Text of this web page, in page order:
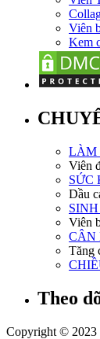
Viên
Kem
LÀM
Viên
SỨC
Dầu
Viên
CÂN
Tăng
Theo
Copyright © 2023